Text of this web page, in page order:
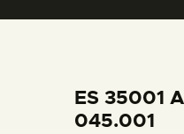
ES 35001
045.001